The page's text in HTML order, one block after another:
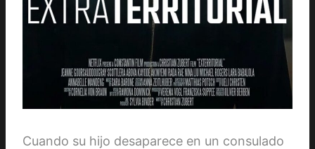
Cuando su hijo desaparece en un consulado